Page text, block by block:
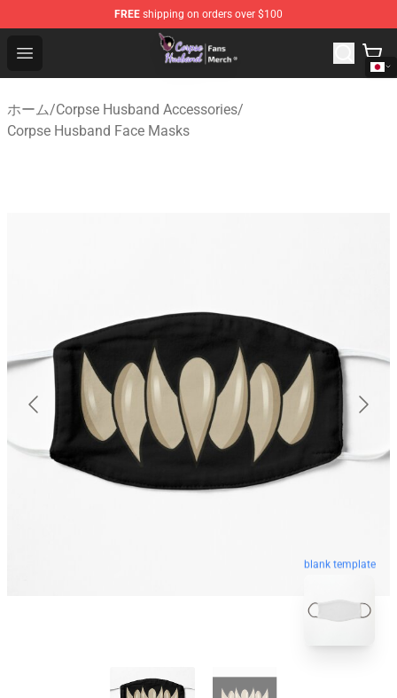
FREE shipping on orders over $100
Open menu
Corpse Husband Store - Official Corpse Husband
ホーム/Corpse Husband Accessories/
Corpse Husband Face Masks
blank template